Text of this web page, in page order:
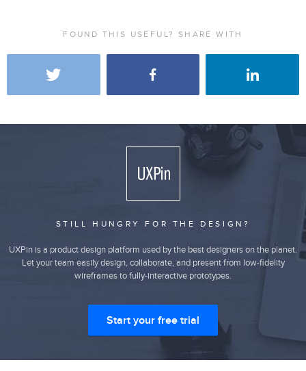
FOUND THIS USEFUL? SHARE WITH
STILL HUNGRY FOR THE DESIGN?
UXPin is a product design platform used by the best designers on the planet.
Let your team easily design, collaborate, and present from low-fidelity
wireframes to fully-interactive prototypes.
Start your free trial